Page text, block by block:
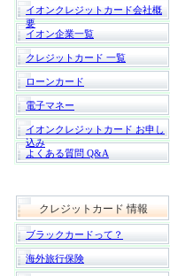
イオンクレジットカード会社概
要
イオン企業一覧
クレジットカード 一覧
ローンカード
電子マネー
イオンクレジットカード お申し
込み
よくある質問 Q&A
クレジットカード 情報
ブラックカードって？
海外旅行保険